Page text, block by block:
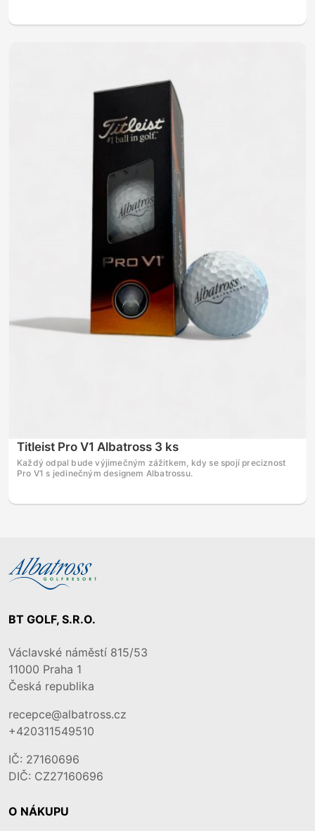
Titleist Pro V1 Albatross 3 ks
Každý odpal bude výjimečným zážitkem, kdy se spojí preciznost
Pro V1 s jedinečným designem Albatrossu.
BT GOLF, S.R.O.
Václavské náměstí 815/53
11000 Praha 1
Česká republika
recepce@albatross.cz
+420311549510
IČ: 27160696
DIČ: CZ27160696
O NÁKUPU